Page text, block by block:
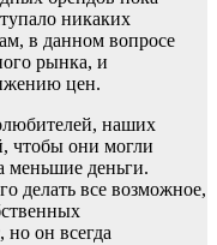
никаких
в данном вопросе
рынка, и
цен.
наших
чтобы они могли
меньшие деньги.
делать все возможное,
но он всегда